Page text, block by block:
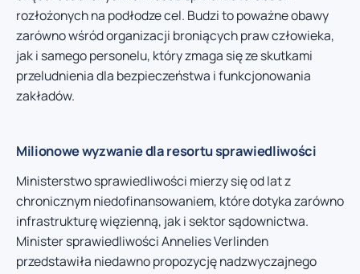
rozłożonych na podłodze cel. Budzi to poważne obawy
zarówno wśród organizacji broniących praw człowieka,
jak i samego personelu, który zmaga się ze skutkami
przeludnienia dla bezpieczeństwa i funkcjonowania
zakładów.
Milionowe wyzwanie dla resortu sprawiedliwości
Ministerstwo sprawiedliwości mierzy się od lat z
chronicznym niedofinansowaniem, które dotyka zarówno
infrastrukturę więzienną, jak i sektor sądownictwa.
Minister sprawiedliwości Annelies Verlinden
przedstawiła niedawno propozycję nadzwyczajnego